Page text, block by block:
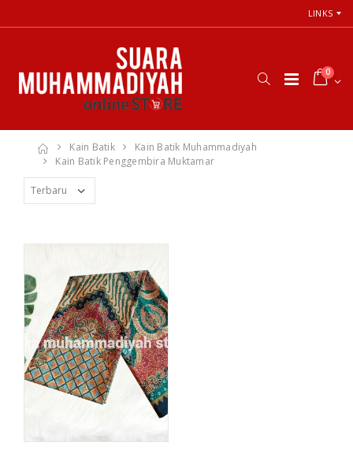
LINKS
0
Kain Batik
Kain Batik Muhammadiyah
Kain Batik Penggembira Muktamar